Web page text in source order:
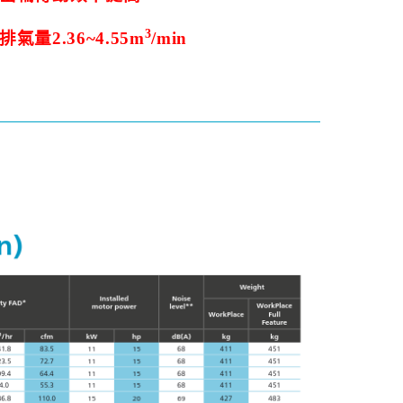
排氣量2.36~4.55m3/min